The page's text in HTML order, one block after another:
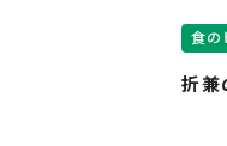
食の
折兼